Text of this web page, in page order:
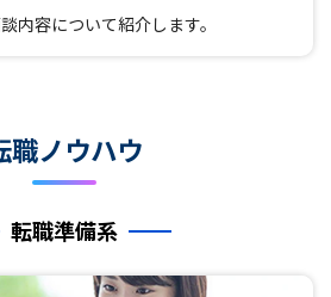
内容について紹介します。
職ノウハウ
転職準備系